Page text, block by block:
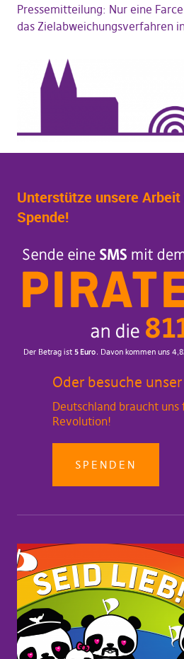
Pressemitteilung: Nur eine
das Zielabweichungsverfahren
Unterstütze unsere
Spende!
Oder besuche
Deutschland braucht
Revolution!
SPENDEN